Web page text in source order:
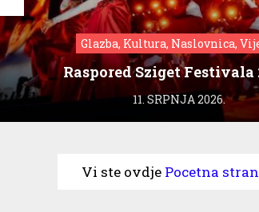
Glazba, Kultura, Naslovnica,
Raspored Sziget Festivala
11. SRPNJA 2026.
Vi ste ovdje Pocetna